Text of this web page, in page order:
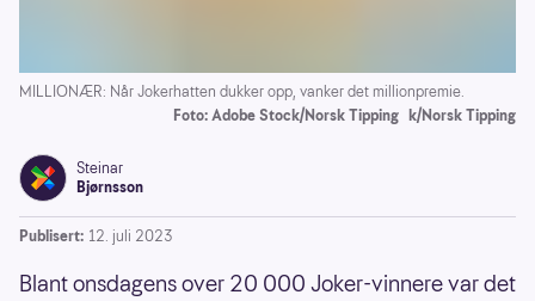
MILLIONÆR: Når Jokerhatten dukker opp, vanker det millionpremie.
Foto: Adobe Stock/Norsk Tipping k/Norsk Tipping
Steinar
Bjørnsson
Publisert: 12. juli 2023
Blant onsdagens over 20 000 Joker-vinnere var det